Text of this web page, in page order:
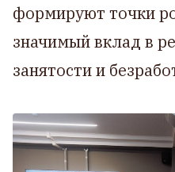
формируют точки
значимый вклад в
занятости и